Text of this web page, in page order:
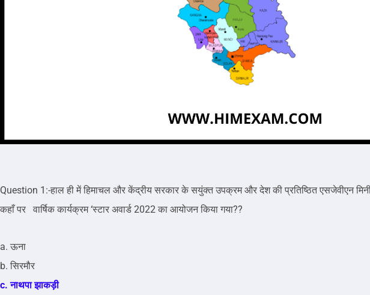
Question 1:-हाल ही में हिमाचल और केंद्रीय सरकार के सयुंक्त उपक्रम और देश की प्रतिष्ठित एसजेवीएन मिनी
कहाँ पर वार्षिक कार्यक्रम ‘स्टार अवार्ड 2022 का आयोजन किया गया??
a. ऊना
b. सिरमौर
c. नाथपा झाकड़ी